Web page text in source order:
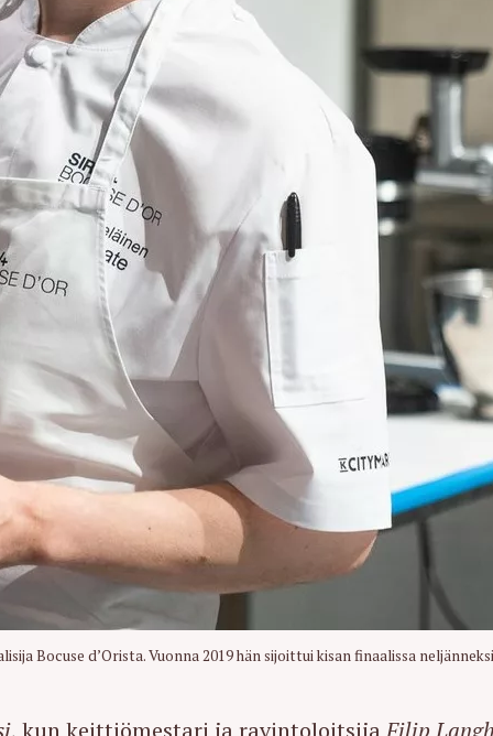
Bocuse d’Orista. Vuonna 2019 hän sijoittui kisan finaalissa
, kun keittiömestari ja ravintoloitsija Filip
Press Esc to cancel.